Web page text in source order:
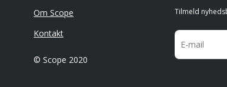
Om Scope
Kontakt
© Scope 2020
Tilmeld